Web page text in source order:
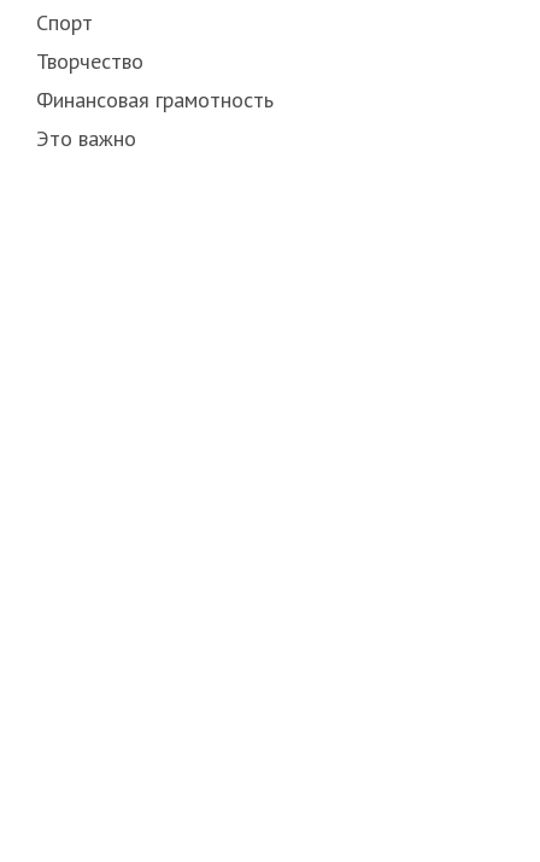
Спорт
Творчество
Финансовая грамотность
Это важно